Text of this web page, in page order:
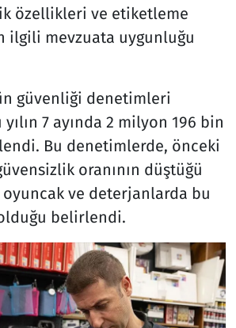
özellikleri ve etiketleme
ilgili mevzuata uygunluğu
güvenliği denetimleri
7 ayında 2 milyon 196 bin
Bu denetimlerde, önceki
oranının düştüğü
ve deterjanlarda bu
belirlendi.